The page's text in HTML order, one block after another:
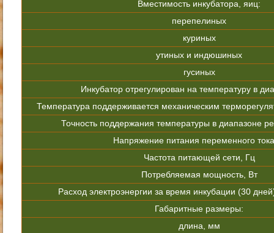
Вместимость инкубатора, яиц:
перепелиных
куриных
утиных и индюшиных
гусиных
Инкубатор отрегулирован на температуру в
Температура поддерживается механическим
Точность поддержания температуры в диапазоне
Напряжение питания переменного
Частота питающей сети, Гц
Потребляемая мощность, Вт
Расход электроэнергии за время инкубации (30
Габаритные размеры:
длина, мм